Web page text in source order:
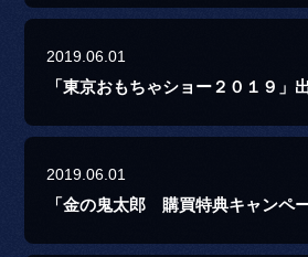
2019.06.01
「東京おもちゃショー２０１９」
2019.06.01
「金の鬼太郎 購買特典キャンペ